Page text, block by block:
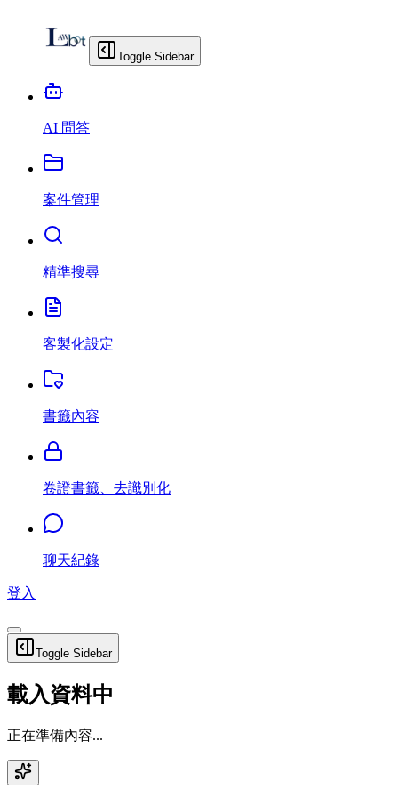
Toggle Sidebar
AI 問答
案件管理
精準搜尋
客製化設定
書籤內容
卷證書籤、去識別化
聊天紀錄
登入
Toggle Sidebar
載入資料中
正在準備內容...